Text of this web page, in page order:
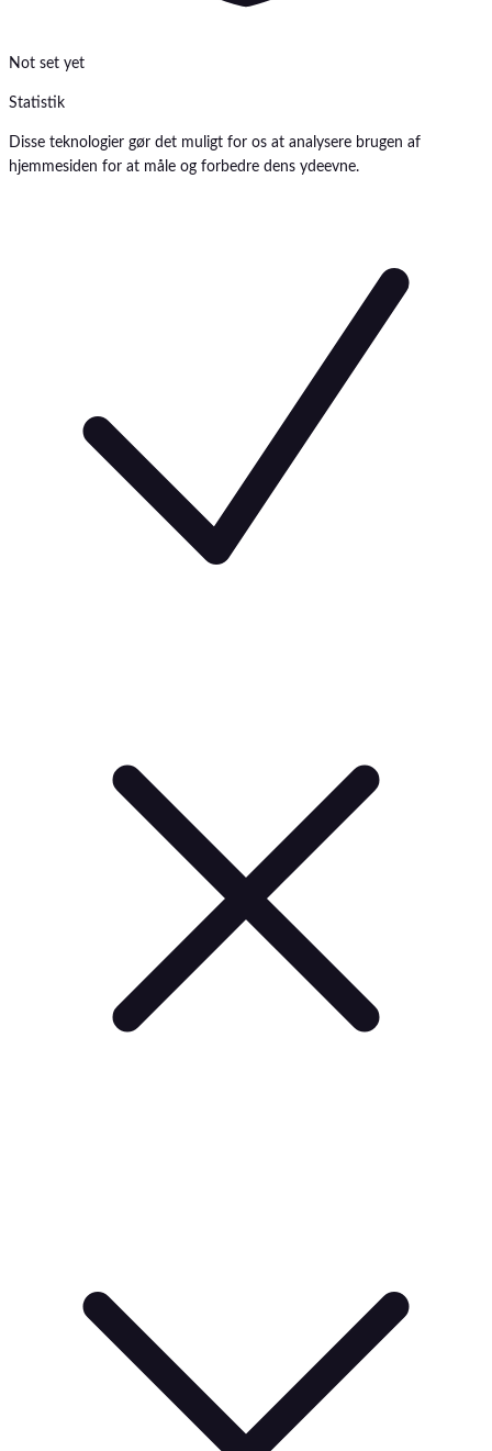
Not set yet
Statistik
Disse teknologier gør det muligt for os at analysere brugen af
hjemmesiden for at måle og forbedre dens ydeevne.